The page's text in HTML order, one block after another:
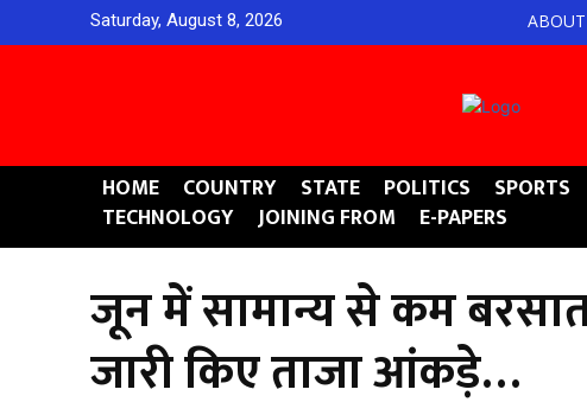
Saturday, August 8, 2026
HOME COUNTRY STATE POLITICS SPORTS
TECHNOLOGY
JOINING FROM E-PAPERS
जून में सामान्य से कम
जारी किए ताजा आंकड़े…